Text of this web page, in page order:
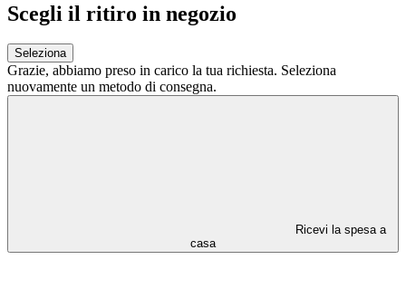
Scegli il ritiro in negozio
Seleziona
Grazie, abbiamo preso in carico la tua richiesta. Seleziona
nuovamente un metodo di consegna.
Ricevi la spesa a
casa